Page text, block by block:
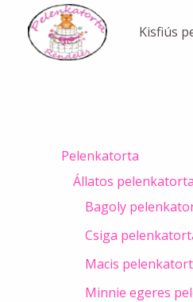
content
Kisfiús
Pelenkatorta
Állatos pelenkatorta
Bagoly
Csiga
Macis
Minnie egeres